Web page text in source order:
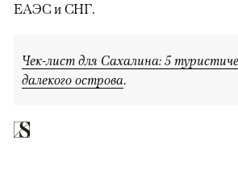
ЕАЭС и СНГ.
Чек-лист для Сахалина: 5
далекого острова.